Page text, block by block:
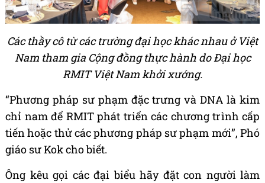
Các thầy cô từ các trường đại học khác nhau ở Việt
Nam tham gia Cộng đồng thực hành do Đại học
RMIT Việt Nam khởi xướng.
“Phương pháp sưphạm đặc trưng và DNA là kim
chỉ namđể RMIT phát triển các chương trình cấp
tiến hoặc thửcác phương pháp sưphạm mới”, Phó
giáo sưKok cho biết.
Ông kêu gọi các đại biểu hãy đặt con người làm